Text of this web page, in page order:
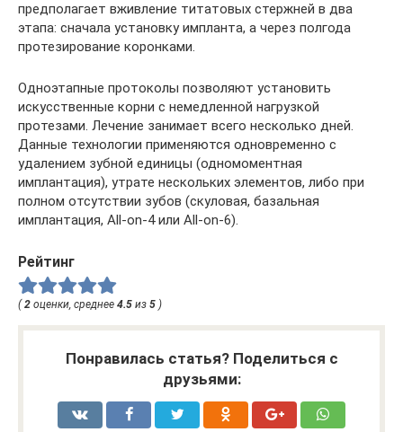
предполагает вживление титатовых стержней в два
этапа: сначала установку импланта, а через полгода
протезирование коронками.
Одноэтапные протоколы позволяют установить
искусственные корни с немедленной нагрузкой
протезами. Лечение занимает всего несколько дней.
Данные технологии применяются одновременно с
удалением зубной единицы (одномоментная
имплантация), утрате нескольких элементов, либо при
полном отсутствии зубов (скуловая, базальная
имплантация, All-on-4 или All-on-6).
Рейтинг
(2 оценки, среднее 4.5 из 5 )
Понравилась статья? Поделиться с
друзьями: